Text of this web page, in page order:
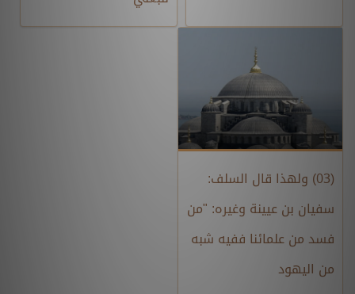
(03) ولهذا قال السلف:
سفيان بن عيينة وغيره: "من
فسد من علمائنا ففيه شبه
من اليهود